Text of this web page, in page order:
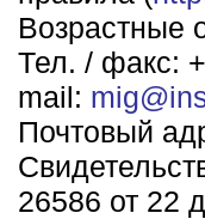
Возрастные
Тел. / факс:
mail:
Почтовый
26586 от 22